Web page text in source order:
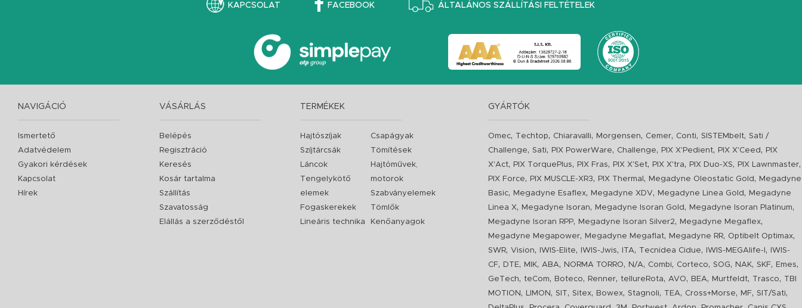
KAPCSOLAT FACEBOOK ÁLTALÁNOS SZÁLLÍTÁSI FELTÉTELEK
NAVIGÁCIÓ
Ismertető
Adatvédelem
Gyakori kérdések
Kapcsolat
Hírek
VÁSÁRLÁS
Belépés
Regisztráció
Keresés
Kosár tartalma
Szállítás
Szavatosság
Elállás a szerződéstől
TERMÉKEK
Hajtószíjak
Szíjtárcsák
Láncok
Tengelykötő
elemek
Fogaskerekek
Lineáris technika
Csapágyak
Tömítések
Hajtóművek,
motorok
Szabványelemek
Tömlők
Kenőanyagok
GYÁRTÓK
Omec, Techtop, Chiaravalli, Morgensen, Cemer, Conti,SISTEMbelt,Sati /
Challenge,Sati, PIX PowerWare, Challenge, PIX X'Pedient, PIX X'Ceed ,
PIX
X'Act, PIX TorquePlus, PIX Fras, PIX X'Set, PIX X'tra, PIX Duo-XS, PIX Lawnmaster,
PIX Force, PIX MUSCLE-XR3, PIX Thermal , Megadyne Oleostatic Gold ,
Megadyne
Basic, Megadyne Esaflex, Megadyne XDV, Megadyne Linea Gold ,
Megadyne
Linea X, Megadyne Isoran, Megadyne Isoran Gold , Megadyne Isoran Platinum,
Megadyne Isoran RPP, Megadyne Isoran Silver2, Megadyne Megaflex,
Megadyne Megapower, Megadyne Megaflat, Megadyne RR, Optibelt Optimax,
SWR,Vision, IWIS-Elite, IWIS-Jwis, ITA, Tecnidea Cidue, IWIS-MEGAlife-I ,
IWIS-
CF, DTE, MIK, ABA, NORMA TORRO, N/A, Combi, Corteco,SOG, NAK,SKF, Emes,
GeTech, teCom, Boteco, Renner, tellureRota, AVO, BEA, Murtfeldt, Trasco, TBI
MOTION , LIMON ,SIT,Sitex, Bowex,Stagnoli, TEA, Cross+Morse, MF,SIT/Sati,